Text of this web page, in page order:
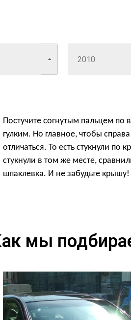
Постучите согнутым пальцем по
гулким. Но главное, чтобы
отличаться. То есть стукнули
стукнули в том же месте,
шпаклевка. И не забудьте крышу!
мы